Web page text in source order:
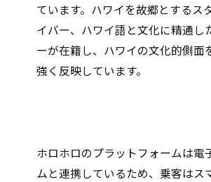
ています。ハワイを故郷とするス
イバー、ハワイ語と文化に精通し
ーが在籍し、ハワイの文化的側面
強く反映しています。
ホロホロのプラットフォームは電
ムと連携しているため、乗客はス